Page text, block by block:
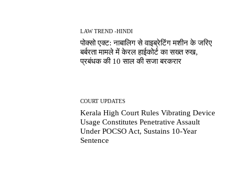
LAW TREND -HINDI
पोक्सो एक्ट: नाबालिग से वाइब्रेटिंग मशीन के जरिए
बर्बरता मामले में केरल हाईकोर्ट का सख्त रुख,
प्रबंधक की 10 साल की सजा बरकरार
COURT UPDATES
Kerala High Court Rules Vibrating Device
Usage Constitutes Penetrative Assault
Under POCSO Act, Sustains 10-Year
Sentence